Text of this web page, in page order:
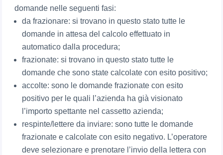
domande nelle seguenti fasi:
da frazionare: si trovano in questo stato tutte le
domande in attesa del calcolo effettuato in
automatico dalla procedura;
frazionate: si trovano in questo stato tutte le
domande che sono state calcolate con esito positivo;
accolte: sono le domande frazionate con esito
positivo per le quali l’azienda ha già visionato
l’importo spettante nel cassetto azienda;
respinte/lettere da inviare: sono tutte le domande
frazionate e calcolate con esito negativo. L’operatore
deve selezionare e prenotare l’invio della lettera con